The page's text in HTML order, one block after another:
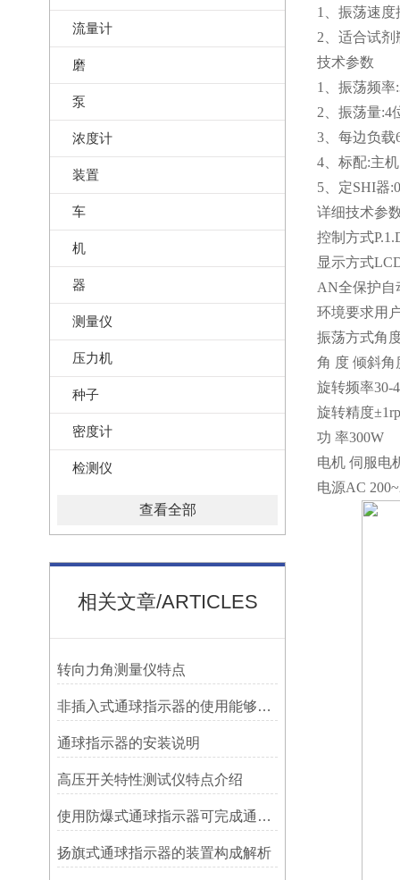
流量计
磨
泵
浓度计
装置
车
机
器
测量仪
压力机
种子
密度计
检测仪
查看全部
相关文章/ARTICLES
转向力角测量仪特点
非插入式通球指示器的使用能够满足各类管道的要求
​通球指示器的安装说明
高压开关特性测试仪特点介绍
使用防爆式通球指示器可完成通球指示功能
扬旗式通球指示器的装置构成解析
1、振荡速度
2、适合试
技术参数
1、振荡频率
2、振荡量:4
3、每边负载
4、标配:主
5、定SHI器
详细技术参
控制方式
显示方式
AN全保护自
环境要求用
振荡方式角
角 度 倾斜角
旋转频率30-
旋转精度
功 率300W
电机 伺服电
电源AC